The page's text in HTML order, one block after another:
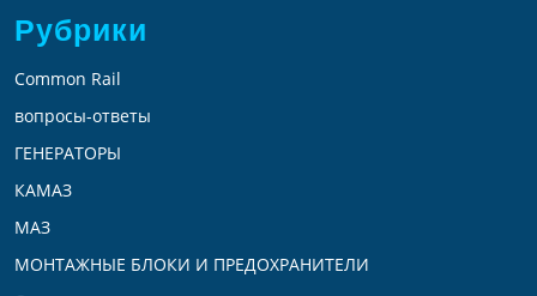
Рубрики
Common Rail
вопросы-ответы
ГЕНЕРАТОРЫ
КАМАЗ
МАЗ
МОНТАЖНЫЕ БЛОКИ И ПРЕДОХРАНИТЕЛИ